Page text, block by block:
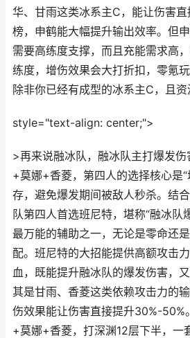
华、甘雨这类冰系主C，能让伤害
榜，申鹤能大幅提升输出效率。但
需要高练度支撑，而且充能需求高
练度，增伤效果会大打折扣，零氪
除非你已经有成型的冰系主C，且资
style="text-align: center;">
>再来说融冰队，融冰队主打爆发
+莫娜+香菱，第四人的选择核心是
存，避免爆发期间被敌人秒杀。结
队第四人首选班尼特，堪称“融冰队
最万能的辅助之一，无论是零命还
配。班尼特的大招能提供高额攻击
血，既能提升融冰队的爆发伤害，
其是甘雨、香菱这类依赖攻击力的
伤效果能让伤害直接提升30%-50%
+莫娜+香菱，打深渊12层下半，一